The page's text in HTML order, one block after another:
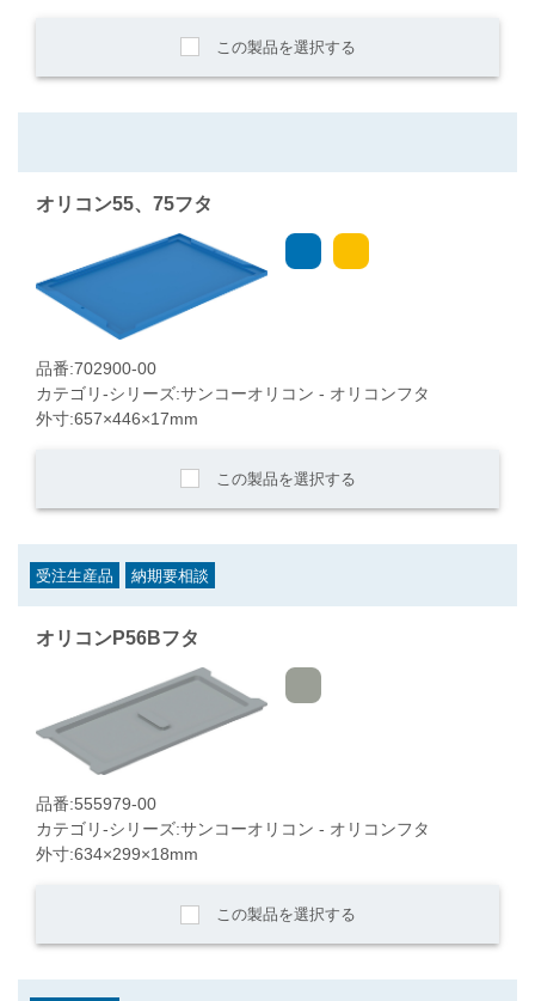
この製品を選択する
オリコン55、75フタ
品番:702900-00
カテゴリ-シリーズ:サンコーオリコン - オリコンフタ
外寸:657×446×17mm
この製品を選択する
受注生産品 納期要相談
オリコンP56Bフタ
品番:555979-00
カテゴリ-シリーズ:サンコーオリコン - オリコンフタ
外寸:634×299×18mm
この製品を選択する